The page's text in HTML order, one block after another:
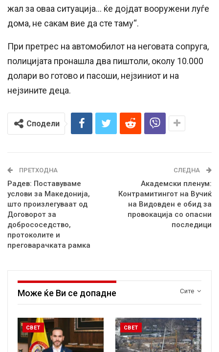
жал за оваа ситуација… ќе дојдат вооружени луѓе
дома, не сакам вие да сте таму“.
При претрес на автомобилот на неговата сопруга,
полицијата пронашла два пиштоли, околу 10.000
долари во готово и пасоши, нејзиниот и на
нејзините деца.
Сподели
ПРЕТХОДНА
Радев: Поставуваме
услови за Македонија,
што произлегуваат од
Договорот за
добрососедство,
протоколите и
преговарачката рамка
СЛЕДНА
Академски пленум:
Контрамитингот на Вучиќ
на Видовден е обид за
провокација со опасни
последици
Сите
Може ќе Ви се допадне
СВЕТ СВЕТ